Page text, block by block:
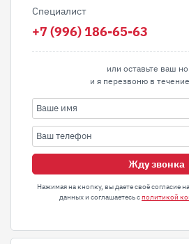
Специалист
+7 (996) 186-65-63
или оставьте ваш
и я перезвоню в
Жду звонка
Нажимая на кнопку, вы даете своё согласие
данных и соглашаетесь сполитикой